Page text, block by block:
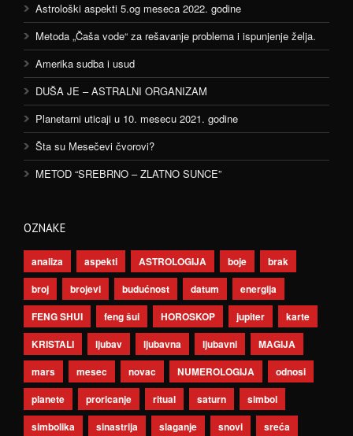
Astrološki aspekti 5.og meseca 2022. godine
Metoda „Čaša vode“ za rešavanje problema i ispunjenje želja.
Amerika sudba i usud
DUŠA JE – ASTRALNI ORGANIZAM
Planetarni uticaji u 10. mesecu 2021. godine
Šta su Mesečevi čvorovi?
METOD “SREBRNO – ZLATNO SUNCE”
OZNAKE
analiza aspekti ASTROLOGIJA boje
brak
broj
brojevi budućnost datum
energija
FENG SHUI
feng šui HOROSKOP jupiter
karte
KRISTALI
ljubav ljubavna ljubavni
MAGIJA
mars
mesec novac NUMEROLOGIJA
odnosi
planete
proricanje ritual saturn
simbol
simbolika
sinastrija slaganje snovi sreća